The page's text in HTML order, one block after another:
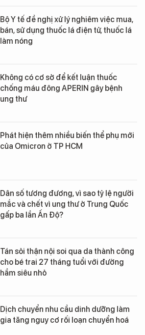
Bộ Y tế đề nghị xử lý nghiêm việc mua,
bán, sử dụng thuốc lá điện tử, thuốc lá
làm nóng
Không có cơ sở để kết luận thuốc
chống máu đông APERIN gây bệnh
ung thư
Phát hiện thêm nhiều biến thể phụ mới
của Omicron ở TP HCM
Dân số tương đương, vì sao tỷ lệ người
mắc và chết vì ung thư ở Trung Quốc
gấp ba lần Ấn Độ?
Tán sỏi thận nội soi qua da thành công
cho bé trai 27 tháng tuổi với đường
hầm siêu nhỏ
Dịch chuyển nhu cầu dinh dưỡng làm
gia tăng nguy cơ rối loạn chuyển hoá